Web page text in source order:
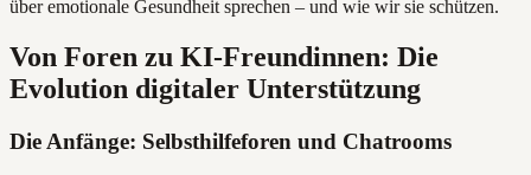
über emotionale Gesundheit sprechen – und wie wir sie schützen.
Von Foren zu KI-Freundinnen: Die
Evolution digitaler Unterstützung
Die Anfänge: Selbsthilfeforen und Chatrooms